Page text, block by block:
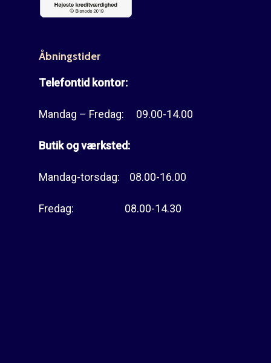
Åbningstider
Telefontid kontor:
Mandag – Fredag: 09.00-14.00
Butik og værksted:
Mandag-torsdag: 08.00-16.00
Fredag: 08.00-14.30